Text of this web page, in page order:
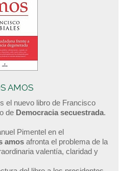
AMOS
el nuevo libro de Francisco
de Democracia secuestrada.
Pimentel en el
amos afronta el problema de la
valentía, claridad y